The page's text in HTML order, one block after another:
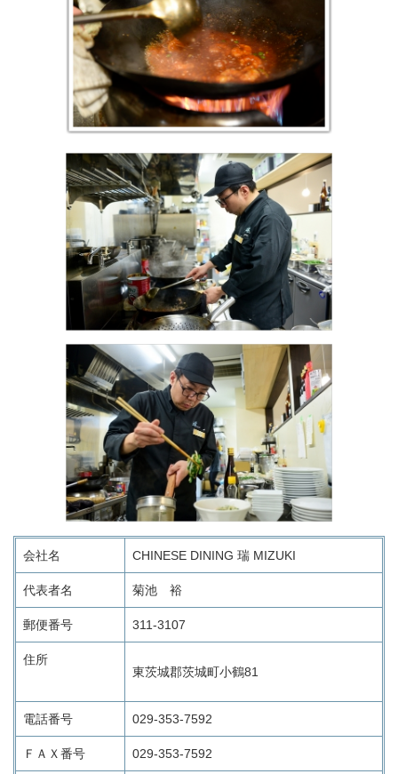
会社名 CHINESE DINING 瑞 MIZUKI
代表者名 菊池 裕
郵便番号 311-3107
住所
東茨城郡茨城町小鶴81
電話番号 029-353-7592
ＦＡＸ番号 029-353-7592